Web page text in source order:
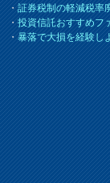
・証券税制の軽減税率
・投資信託おすすめフ
・暴落で大損を経験し